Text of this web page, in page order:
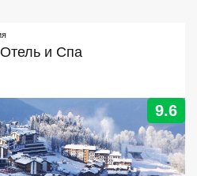
и Спа
9.6